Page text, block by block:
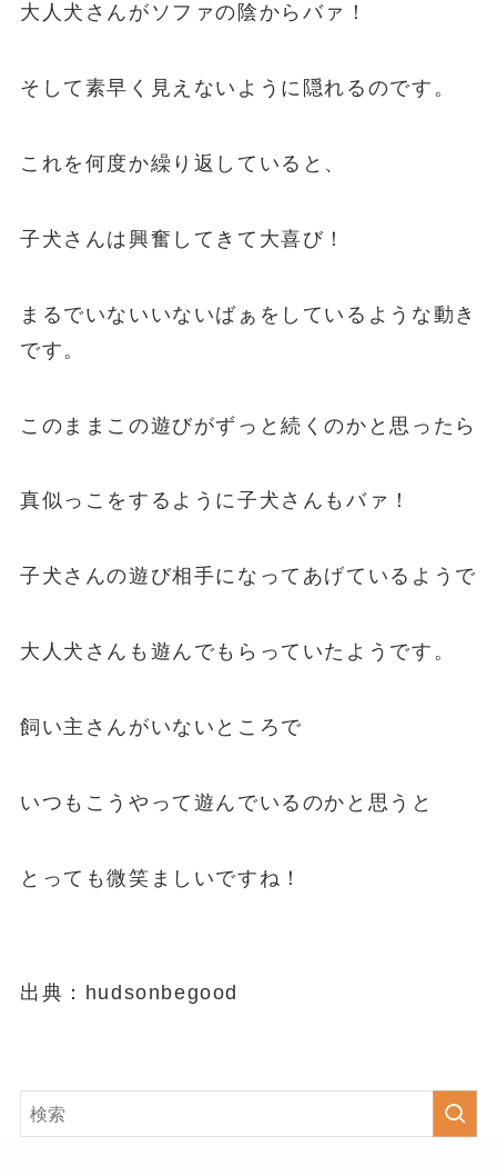
大人犬さんがソファの陰からバァ！
そして素早く見えないように隠れるのです。
これを何度か繰り返していると、
子犬さんは興奮してきて大喜び！
まるでいないいないばぁをしているような動き
です。
このままこの遊びがずっと続くのかと思ったら
真似っこをするように子犬さんもバァ！
子犬さんの遊び相手になってあげているようで
大人犬さんも遊んでもらっていたようです。
飼い主さんがいないところで
いつもこうやって遊んでいるのかと思うと
とっても微笑ましいですね！
出典：hudsonbegood